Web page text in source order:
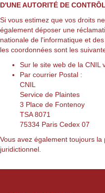
D'UNE AUTORITÉ DE
Si vous estimez que vos droits
également déposer une
nationale de l'informatique et
les coordonnées sont les
Sur le site web de la CNIL
Par courrier Postal :
CNIL
Service de Plaintes
3 Place de Fontenoy
TSA 8071
75334 Paris Cedex 07
Vous avez également toujours
juridictionnel.